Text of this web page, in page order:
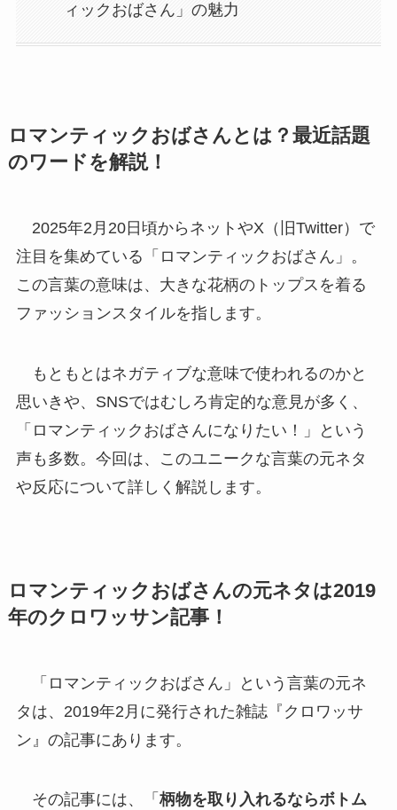
ィックおばさん」の魅力
ロマンティックおばさんとは？最近話題
のワードを解説！
2025年2月20日頃からネットやX（旧Twitter）で
注目を集めている「ロマンティックおばさん」。
この言葉の意味は、大きな花柄のトップスを着る
ファッションスタイルを指します。
もともとはネガティブな意味で使われるのかと
思いきや、SNSではむしろ肯定的な意見が多く、
「ロマンティックおばさんになりたい！」という
声も多数。今回は、このユニークな言葉の元ネタ
や反応について詳しく解説します。
ロマンティックおばさんの元ネタは2019
年のクロワッサン記事！
「ロマンティックおばさん」という言葉の元ネ
タは、2019年2月に発行された雑誌『クロワッサ
ン』の記事にあります。
その記事には、「 柄物を取り入れるならボトム